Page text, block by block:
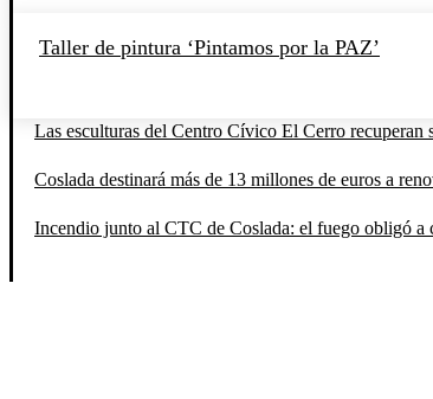
Taller de pintura ‘Pintamos por la PAZ’
Las esculturas del Centro Cívico El Cerro recuperan
Coslada destinará más de 13 millones de euros a
Incendio junto al CTC de Coslada: el fuego obligó